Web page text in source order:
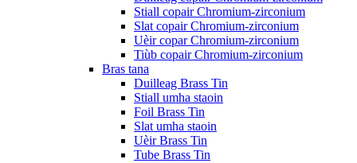
Stiall copair Chromium-zirconium
Slat copair Chromium-zirconium
Uèir copar Chromium-zirconium
Tiùb copair Chromium-zirconium
Bras tana
Duilleag Brass Tin
Stiall umha staoin
Foil Brass Tin
Slat umha staoin
Uèir Brass Tin
Tube Brass Tin